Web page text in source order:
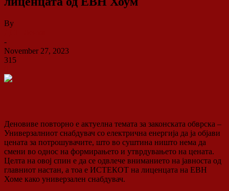
By
-
November 27, 2023
315
Деновиве повторно е актуелна темата за законската обврска –
Универзалниот снабдувач со електрична енергија да ја објави
цената за потрошувачите, што во суштина ништо нема да
смени во однос на формирањето и утврдувањето на цената.
Целта на овој спин е да се одвлече вниманието на јавноста од
главниот настан, а тоа е ИСТЕКОТ на лиценцата на ЕВН
Хоме како универзален снабдувач.